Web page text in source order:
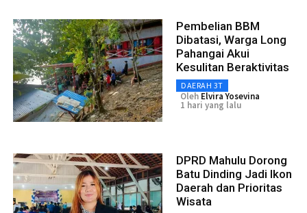
Pembelian BBM
Dibatasi, Warga Long
Pahangai Akui
Kesulitan Beraktivitas
DAERAH 3T
Oleh Elvira Yosevina
1 hari yang lalu
DPRD Mahulu Dorong
Batu Dinding Jadi Ikon
Daerah dan Prioritas
Wisata